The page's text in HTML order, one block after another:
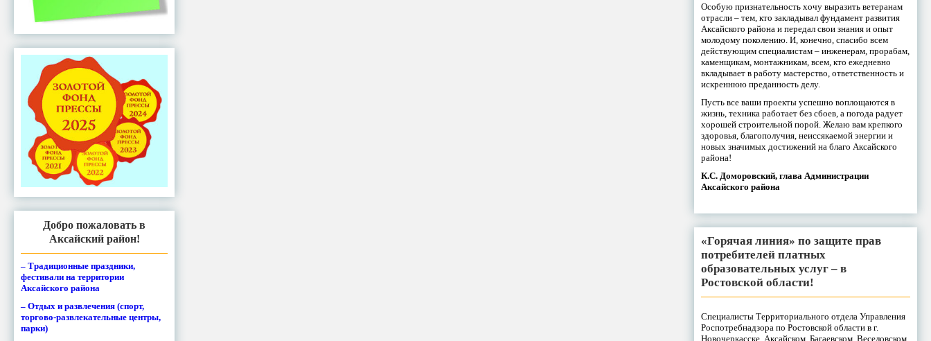
Добро пожаловать в
Аксайский район!
– Традиционные праздники,
фестивали на территории
Аксайского района
– Отдых и развлечения (спорт,
торгово-развлекательные центры,
парки)
Особую признательность хочу выразить ветеранам
отрасли – тем, кто закладывал фундамент развития
Аксайского района и передал свои знания и опыт
молодому поколению. И, конечно, спасибо всем
действующим специалистам – инженерам, прорабам,
каменщикам, монтажникам, всем, кто ежедневно
вкладывает в работу мастерство, ответственность и
искреннюю преданность делу.
Пусть все ваши проекты успешно воплощаются в
жизнь, техника работает без сбоев, а погода радует
хорошей строительной порой. Желаю вам крепкого
здоровья, благополучия, неиссякаемой энергии и
новых значимых достижений на благо Аксайского
района!
К.С. Доморовский, глава Администрации
Аксайского района
«Горячая линия» по защите прав
потребителей платных
образовательных услуг – в
Ростовской области!
Специалисты Территориального отдела Управления
Роспотребнадзора по Ростовской области в г.
Новочеркасске, Аксайском, Багаевском, Веселовском